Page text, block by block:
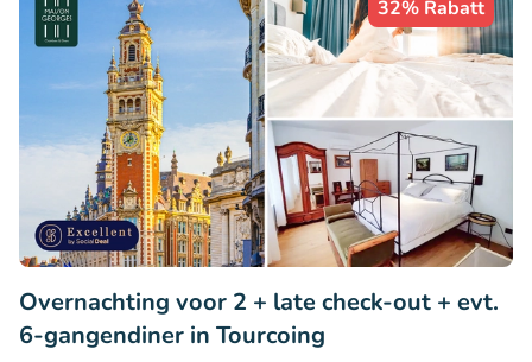
32% Rabatt
Overnachting voor 2 + late check-out + evt.
6-gangendiner in Tourcoing